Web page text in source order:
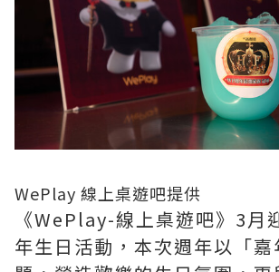
WePlay 線上桌遊吧提供
《WePlay-線上桌遊吧》3月
年生日活動，本次週年以「嘉